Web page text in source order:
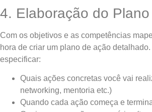
4. Elaboração do
Com os objetivos e as competências
hora de criar um plano de ação
especificar:
Quais ações concretas você vai
networking, mentoria etc.)
Quando cada ação começa e